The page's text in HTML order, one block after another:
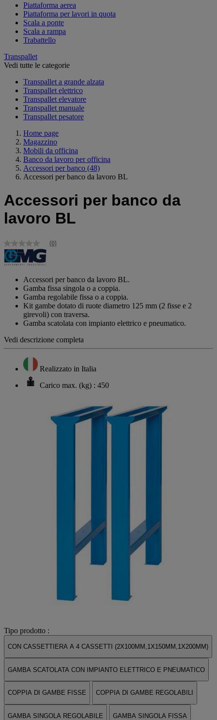
Piattaforma aerea
Piattaforma per lavori in quota
Scala a ponte
Scala a rampa
Trabattello
Transpallet
Vedi tutte le categorie
Transpallet a grande alzata
Transpallet elettrico
Transpallet elevatore
Transpallet manuale
Transpallet pesatore
Home page
Magazzino
Mobili da officina
Banco da lavoro per officina
Accessori per banco (48)
Accessori per banco da lavoro BL
Accessori per banco da
lavoro BL
Nessuna
valutazione
Stesso
pagina.
(0)
Accessori per banco da lavoro BL.
Gamba fissa singola o a coppia.
Gamba regolabile fissa o a coppia.
Kit gambe dotato di ruote diametro 125 mm (2 fisse e 2
girevoli) con traversa.
Gamba scatolata con impianto elettrico e pneumatico.
Vedi descrizione completa
Realizzato in Italia
Carico max. (kg) : 450
Tipo prodotto :
CON CASSETTIERA A 4 CASSETTI (2X100MM,1X150MM,1X200MM)
GAMBA SCATOLATA CON IMPIANTO ELETTRICO E PNEUMATICO
COPPIA DI GAMBE FISSE COPPIA DI GAMBE REGOLABILI
GAMBA SINGOLA REGOLABILE GAMBA SINGOLA FISSA